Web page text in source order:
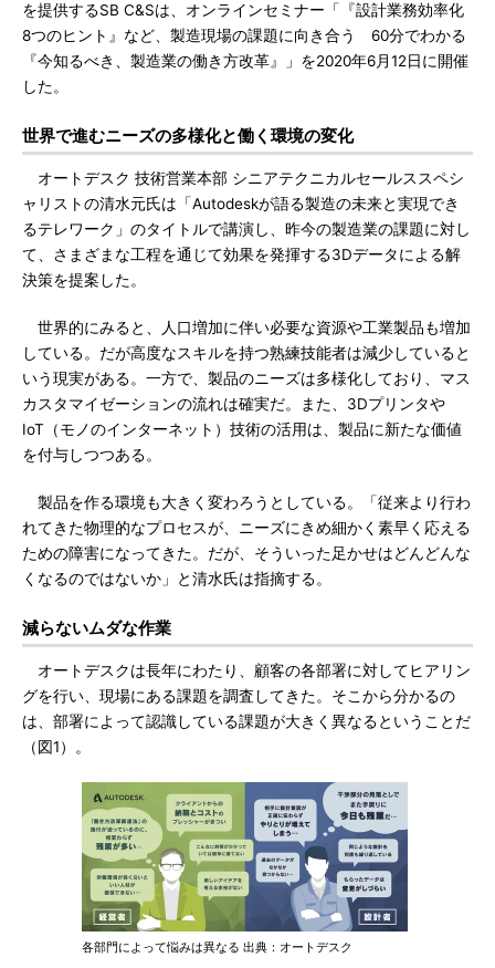
を提供するSB C&Sは、オンラインセミナー「『設計業務効率化
8つのヒント』など、製造現場の課題に向き合う 60分でわかる
『今知るべき、製造業の働き方改革』」を2020年6月12日に開催
した。
世界で進むニーズの多様化と働く環境の変化
オートデスク 技術営業本部 シニアテクニカルセールススペシ
ャリストの清水元氏は「Autodeskが語る製造の未来と実現でき
るテレワーク」のタイトルで講演し、昨今の製造業の課題に対し
て、さまざまな工程を通じて効果を発揮する3Dデータによる解
決策を提案した。
世界的にみると、人口増加に伴い必要な資源や工業製品も増加
している。だが高度なスキルを持つ熟練技能者は減少していると
いう現実がある。一方で、製品のニーズは多様化しており、マス
カスタマイゼーションの流れは確実だ。また、3Dプリンタや
IoT（モノのインターネット）技術の活用は、製品に新たな価値
を付与しつつある。
製品を作る環境も大きく変わろうとしている。「従来より行わ
れてきた物理的なプロセスが、ニーズにきめ細かく素早く応える
ための障害になってきた。だが、そういった足かせはどんどんな
くなるのではないか」と清水氏は指摘する。
減らないムダな作業
オートデスクは長年にわたり、顧客の各部署に対してヒアリン
グを行い、現場にある課題を調査してきた。そこから分かるの
は、部署によって認識している課題が大きく異なるということだ
（図1）。
各部門によって悩みは異なる 出典：オートデスク